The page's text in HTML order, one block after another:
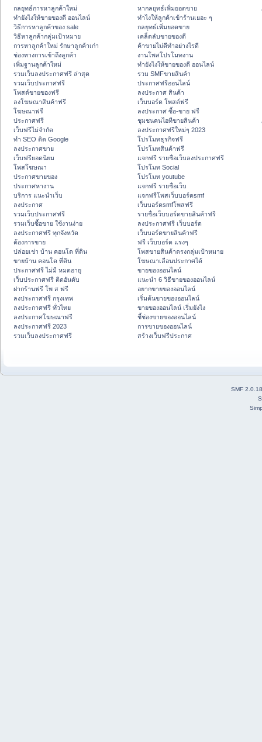
กลยุทธ์การหาลูกค้าใหม่
ทํายังไงให้ขายของดี ออนไลน์
วิธีการหาลูกค้าของ sale
วิธีหาลูกค้ากลุ่มเป้าหมาย
การหาลูกค้าใหม่ รักษาลูกค้าเก่า
ช่องทางการเข้าถึงลูกค้า
เพิ่มฐานลูกค้าใหม่
รวมเว็บลงประกาศฟรี ล่าสุด
รวมเว็บประกาศฟรี
โพสต์ขายของฟรี
ลงโฆษณาสินค้าฟรี
โฆษณาฟรี
ประกาศฟรี
เว็บฟรีไม่จำกัด
ทำ SEO ติด Google
ลงประกาศขาย
เว็บฟรียอดนิยม
โพสโฆษณา
ประกาศขายของ
ประกาศหางาน
บริการ แนะนำเว็บ
ลงประกาศ
รวมเว็บประกาศฟรี
รวมเว็บซื้อขาย ใช้งานง่าย
ลงประกาศฟรี ทุกจังหวัด
ต้องการขาย
ปล่อยเช่า บ้าน คอนโด ที่ดิน
ขายบ้าน คอนโด ที่ดิน
ประกาศฟรี ไม่มี หมดอายุ
เว็บประกาศฟรี ติดอันดับ
ฝากร้านฟรี โพ ส ฟรี
ลงประกาศฟรี กรุงเทพ
ลงประกาศฟรี ทั่วไทย
ลงประกาศโฆษณาฟรี
ลงประกาศฟรี 2023
รวมเว็บลงประกาศฟรี
หากลยุทธ์เพิ่มยอดขาย
ทําไงให้ลูกค้าเข้าร้านเยอะ ๆ
กลยุทธ์เพิ่มยอดขาย
เคล็ดลับขายของดี
ค้าขายไม่ดีทำอย่างไรดี
งานโพสโปรโมทงาน
ทํายังไงให้ขายของดี ออนไลน์
รวม SMFขายสินค้า
ประกาศฟรีออนไลน์
ลงประกาศ สินค้า
เว็บบอร์ด โพสต์ฟรี
ลงประกาศ ซื้อ-ขาย ฟรี
ชุมชนคนไอทีขายสินค้า
ลงประกาศฟรีใหม่ๆ 2023
โปรโมทธุรกิจฟรี
โปรโมทสินค้าฟรี
แจกฟรี รายชื่อเว็บลงประกาศฟรี
โปรโมท Social
โปรโมท youtube
แจกฟรี รายชื่อเว็บ
แจกฟรีโพสเว็บบอร์ดsmf
เว็บบอร์ดsmfโพสฟรี
รายชื่อเว็บบอร์ดขายสินค้าฟรี
ลงประกาศฟรี เว็บบอร์ด
เว็บบอร์ดขายสินค้าฟรี
ฟรี เว็บบอร์ด แรงๆ
โพสขายสินค้าตรงกลุ่มเป้าหมาย
โฆษณาเลื่อนประกาศได้
ขายของออนไลน์
แนะนำ 6 วิธีขายของออนไลน์
อยากขายของออนไลน์
เริ่มต้นขายของออนไลน์
ขายของออนไลน์ เริ่มยังไง
ชี้ช่องขายของออนไลน์
การขายของออนไลน์
สร้างเว็บฟรีประกาศ
SMF 2.0.18